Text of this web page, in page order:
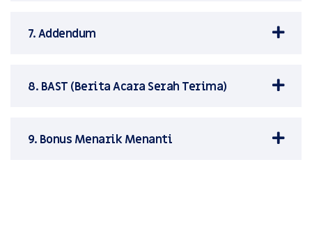
7. Addendum
8. BAST (Berita Acara Serah Terima)
9. Bonus Menarik Menanti